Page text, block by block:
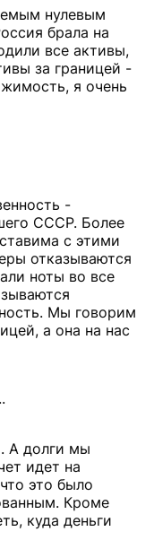
нулевым
брала на
все активы,
за границей -
я очень
-
СССР. Более
с этими
отказываются
ноты во все
Мы говорим
а она на нас
А долги мы
идет на
это было
Кроме
куда деньги